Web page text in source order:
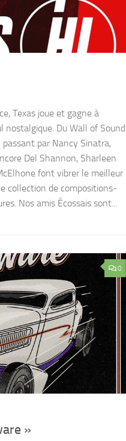
Texas joue et gagne à
nostalgique. Du Wall of Sound
par Nancy Sinatra,
Del Shannon, Sharleen
font vibrer le meilleur
collection de compositions-
Nos amis Écossais sont...
0
»